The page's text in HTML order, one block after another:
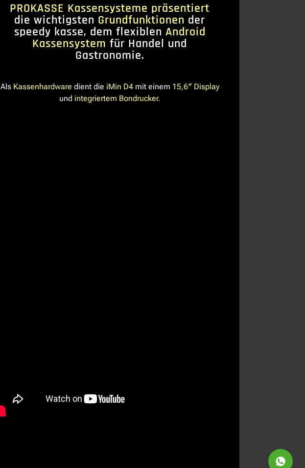
PROKASSE Kassensysteme präsentiert
die wichtigsten Grundfunktionen der
speedy kasse, dem flexiblen Android
Kassensystem für Handel und
Gastronomie.
Als Kassenhardware dient die iMin D4 mit einem 15,6″ Display
und integriertem Bondrucker.